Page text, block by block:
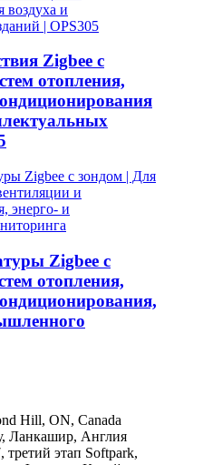
Zigbee с
отопления,
Zigbee с
отопления,
Hill, ON, Canada
Ланкашир, Англия
этап Softpark,